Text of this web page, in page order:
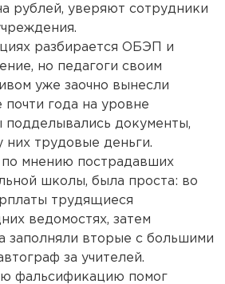
рублей, уверяют сотрудники
разбирается ОБЭП и
но педагоги своим
уже заочно вынесли
года на уровне
документы,
них трудовые деньги.
мнению пострадавших
школы, была проста: во
трудящиеся
ведомостях, затем
заполняли вторые с большими
за учителей.
фальсификацию помог